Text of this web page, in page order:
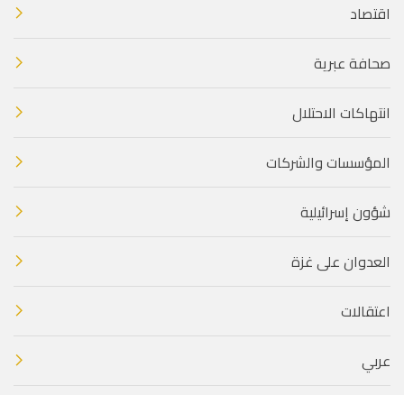
اقتصاد
صحافة عبرية
انتهاكات الاحتلال
المؤسسات والشركات
شؤون إسرائيلية
العدوان على غزة
اعتقالات
عربي